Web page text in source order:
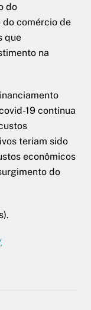
do
comércio de
que
na
19 continua
teriam sido
econômicos
do